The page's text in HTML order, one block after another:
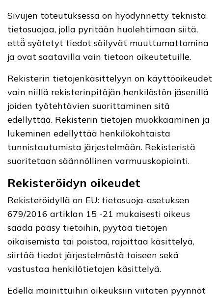
Sivujen toteutuksessa on hyödynnetty teknistä
tietosuojaa, jolla pyritään huolehtimaan siitä,
että̈ syötetyt tiedot säilyvät muuttumattomina
ja ovat saatavilla vain tietoon oikeutetuille.
Rekisterin tietojenkäsittelyyn on käyttöoikeudet
vain niillä rekisterinpitäjän henkilöstön jäsenillä
joiden työtehtävien suorittaminen sitä
edellyttää. Rekisterin tietojen muokkaaminen ja
lukeminen edellyttää henkilökohtaista
tunnistautumista järjestelmään. Rekisteristä
suoritetaan säännöllinen varmuuskopiointi.
Rekisteröidyn oikeudet
Rekisteröidyllä on EU: tietosuoja-asetuksen
679/2016 artiklan 15 -21 mukaisesti oikeus
saada pääsy tietoihin, pyytää tietojen
oikaisemista tai poistoa, rajoittaa käsittelyä,
siirtää tiedot järjestelmästä toiseen sekä
vastustaa henkilötietojen käsittelyä.
Edellä mainittuihin oikeuksiin viitaten pyynnöt